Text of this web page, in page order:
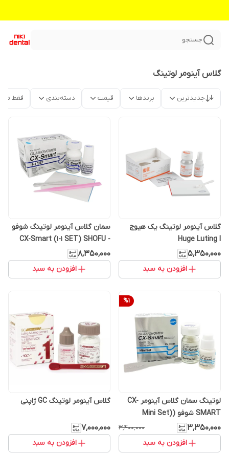
جستجو
گلاس آینومر لوتینگ
جدیدترین برندها قیمت دسته‌بندی فقط
گلاس آینومر لوتینگ یک هیوج
Huge Luting I
۵٬۳۵۰٬۰۰۰
افزودن به سبد
سمان گلاس آینومر لوتینگ شوفو
- CX-Smart (1-1 SET) SHOFU
۸٬۳۵۰٬۰۰۰
افزودن به سبد
%1
لوتینگ سمان گلاس آینومر CX-
SMART شوفو (Mini Set)
SHOFU
۳٬۳۵۰٬۰۰۰ ۳٬۴۰۰٬۰۰۰
افزودن به سبد
گلاس آینومر لوتینگ GC ژاپنی
۷٬۰۰۰٬۰۰۰
افزودن به سبد